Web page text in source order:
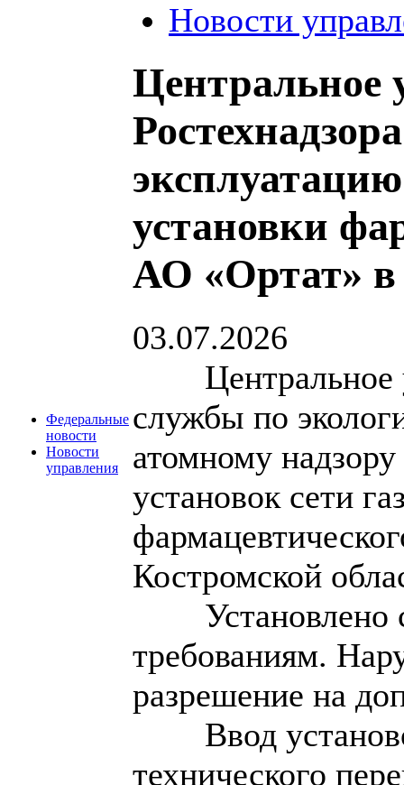
Федеральные
новости
Новости
управления
Новости
Центральное
установки
АО «Ортат» в
03.07.2026
Центральное
службы по
атомному
установок сети
Костромской
Установлено
требованиям.
разрешение на
Ввод
технического